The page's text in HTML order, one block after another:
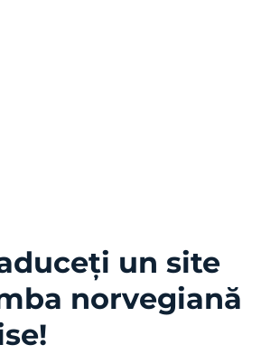
un site
norvegiană